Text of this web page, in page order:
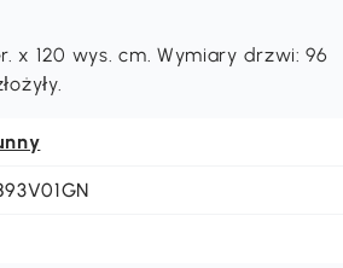
x 120 wys. cm. Wymiary drzwi: 96